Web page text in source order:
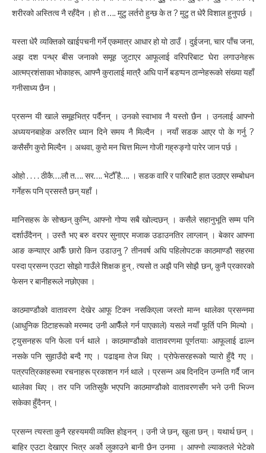
शरीरको अस्तित्व नै रहँदैन । हो त …. मुटु लर्तरो हुन्छ के त ? मुटु त धेरै विशाल हुनुपर्छ ।
यस्ता धेरै व्यक्तिको खाईपचनी गर्ने एकमात्र आधार हो यो ठाउँ । दुईजना, चार पाँच जना,
अझ दश पन्ध्र बीस जनाको समूह जुटाएर आफूलाई वरिपरिबाट घेरा लगाउनेहरू
आत्मप्रशंसाका भोकाहरू, आफ्नै कुरालाई मात्रै अघि पार्ने बडप्पन ठान्नेहरूको संख्या यहाँ
गनीसाध्य छैन ।
प्रसन्न यी खाले समूहभित्र पर्दैनन् । उनको स्वाभाव नै यस्तो छैन । उनलाई आफ्नो
अध्ययनबाहेक अरुतिर ध्यान दिने समय नै मिल्दैन । नयाँ सडक आएर पो के गर्नु ?
कसैसँग कुरो मिल्दैन । अथवा, कुरो मन चित्त मिल्न गोजी गह्रुङ्गो पारेर जान पर्छ ।
ओहो . . . . ठीकै….लौ त…. सर…. भेटौँ है…. । सडक वारि र पारिबाटै हात उठाएर सम्बोधन
गर्नेहरू पनि प्रसस्तै छन् यहाँ ।
मानिसहरू के सोच्छन् कुन्नि, आफ्नो गोप्य सबै खोल्दछन् । कसैले सहानुभूति सम्म पनि
दर्शाउँदैनन् । उस्तै भए बरु वरपर सुनाएर मजाक उडाउनतिर लाग्लान् । बेकार आफ्ना
आङ कन्याएर आफैँ छारो किन उडाउनु ? तीनवर्ष अघि पहिलोपटक काठमाण्डौ सहरमा
पस्दा प्रसन्न एउटा सोझो गाउँले शिक्षक हुन् , त्यसो त अझै पनि सोझै छन्, कुनै प्रकारको
फेसन र बानीहरूले नछोएका ।
काठमाण्डौको वातावरण देखेर आफू टिक्न नसकिएला जस्तो मान्न थालेका प्रसन्नमा
(आधुनिक ठिटाहरूको मरम्मद उनी आफैँले गर्न पाएकाले) यसले नयाँ फूर्ति पनि मिल्यो ।
ट्युसनहरू पनि फेला पर्न थाले । काठमाण्डौको वातावरणमा पूर्णतयाः आफूलाई ढाल्न
नसके पनि सुहाउँदो बन्दै गए । पढाइमा तेज थिए । प्रोफेसरहरूको प्यारो हुँदै गए ।
पत्रपत्रिकाहरूमा रचनाहरू प्रकाशन गर्न थाले । प्रसन्न अब दिनदिन उन्नति गर्दै जान
थालेका थिए । तर पनि जतिसुकै भएपनि काठमाण्डौको वातावरणसँग भने उनी भिज्न
सकेका हुँदैनन् ।
प्रसन्न त्यस्ता कुनै रहस्यमयी व्यक्ति होइनन् । उनी जे छन्, खुला छन् । यथार्थ छन् ।
बाहिर एउटा देखाएर भित्र अर्को लुकाउने बानी छैन उनमा । आफ्नो ल्याकतले भेटेको